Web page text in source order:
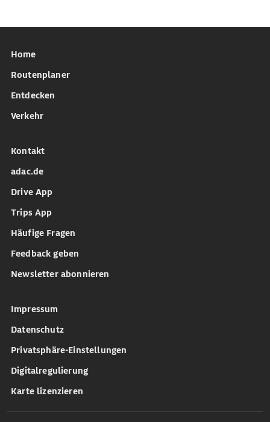
Home
Routenplaner
Entdecken
Verkehr
Kontakt
adac.de
Drive App
Trips App
Häufige Fragen
Feedback geben
Newsletter abonnieren
Impressum
Datenschutz
Privatsphäre-Einstellungen
Digitalregulierung
Karte lizenzieren